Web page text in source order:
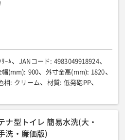
ﾘｰﾑ JANコード : 4983049918924
幅(mm): 900 外寸全高(mm): 1820
相 : クリーム 材質: 低発砲PP
ナ型トイレ 簡易水洗(大・
洗・廉価版)